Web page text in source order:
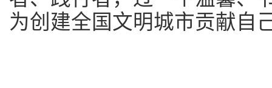
为创建全国文明城市贡献自